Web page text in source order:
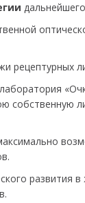
рецептурных
собственную
развития